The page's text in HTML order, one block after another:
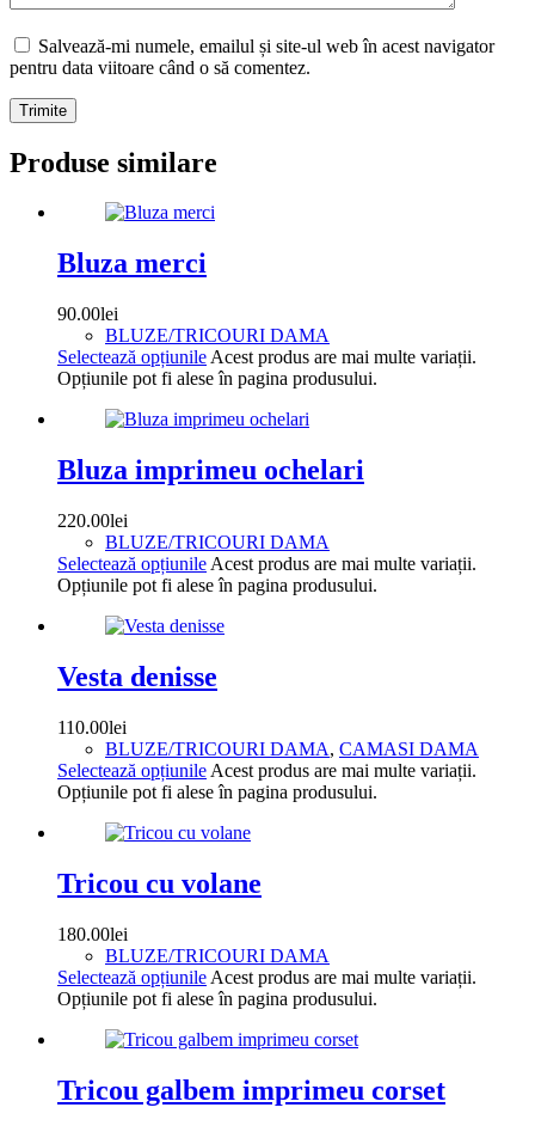
Salvează-mi numele, emailul și site-ul web în acest navigator
pentru data viitoare când o să comentez.
Trimite
Produse similare
Bluza merci
90.00lei
BLUZE/TRICOURI DAMA
Selectează opțiunile Acest produs are mai multe variații.
Opțiunile pot fi alese în pagina produsului.
Bluza imprimeu ochelari
220.00lei
BLUZE/TRICOURI DAMA
Selectează opțiunile Acest produs are mai multe variații.
Opțiunile pot fi alese în pagina produsului.
Vesta denisse
110.00lei
BLUZE/TRICOURI DAMA, CAMASI DAMA
Selectează opțiunile Acest produs are mai multe variații.
Opțiunile pot fi alese în pagina produsului.
Tricou cu volane
180.00lei
BLUZE/TRICOURI DAMA
Selectează opțiunile Acest produs are mai multe variații.
Opțiunile pot fi alese în pagina produsului.
Tricou galbem imprimeu corset